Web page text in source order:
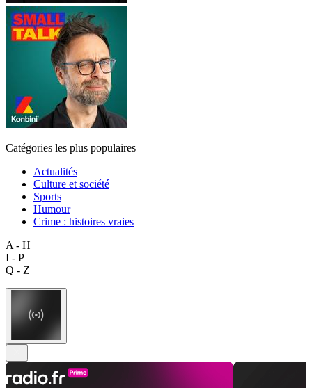
Catégories les plus populaires
Actualités
Culture et société
Sports
Humour
Crime : histoires vraies
A - H
I - P
Q - Z